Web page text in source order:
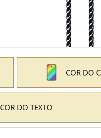
COR DO
COR DO TEXTO